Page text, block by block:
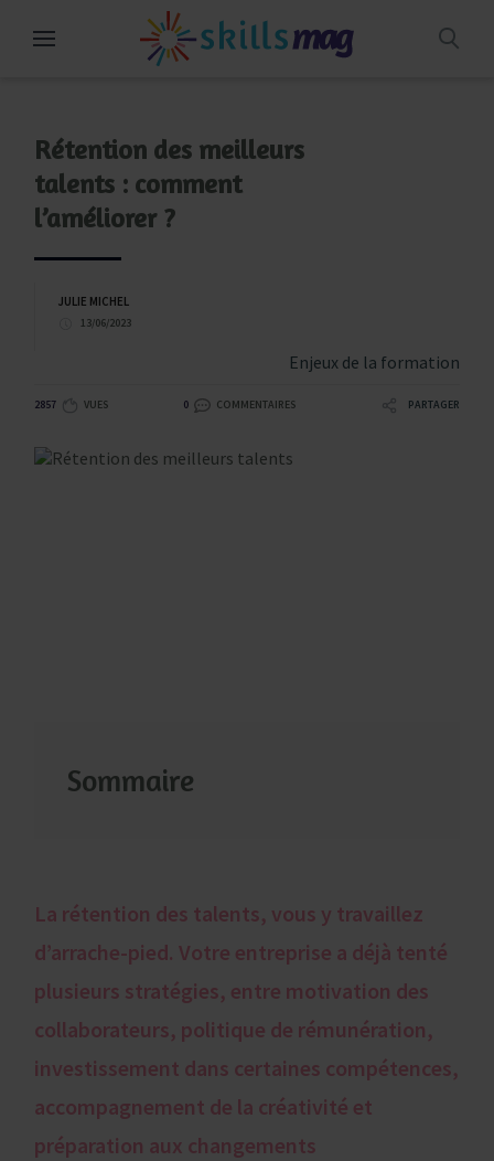
Rétention des meilleurs
talents : comment
l’améliorer ?
JULIE MICHEL
13/06/2023
Enjeux de la formation
2857 VUES 0 COMMENTAIRES PARTAGER
Sommaire
La rétention des talents, vous y travaillez
d’arrache-pied. Votre entreprise a déjà tenté
plusieurs stratégies, entre motivation des
collaborateurs, politique de rémunération,
investissement dans certaines compétences,
accompagnement de la créativité et
préparation aux changements